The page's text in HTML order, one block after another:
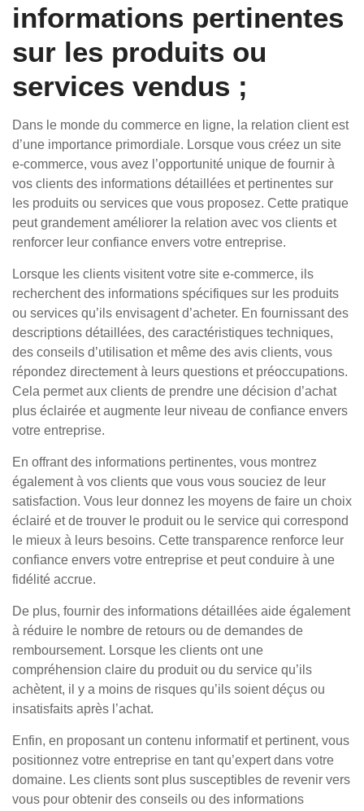
informations pertinentes
sur les produits ou
services vendus ;
Dans le monde du commerce en ligne, la relation client est
d’une importance primordiale. Lorsque vous créez un site
e-commerce, vous avez l’opportunité unique de fournir à
vos clients des informations détaillées et pertinentes sur
les produits ou services que vous proposez. Cette pratique
peut grandement améliorer la relation avec vos clients et
renforcer leur confiance envers votre entreprise.
Lorsque les clients visitent votre site e-commerce, ils
recherchent des informations spécifiques sur les produits
ou services qu’ils envisagent d’acheter. En fournissant des
descriptions détaillées, des caractéristiques techniques,
des conseils d’utilisation et même des avis clients, vous
répondez directement à leurs questions et préoccupations.
Cela permet aux clients de prendre une décision d’achat
plus éclairée et augmente leur niveau de confiance envers
votre entreprise.
En offrant des informations pertinentes, vous montrez
également à vos clients que vous vous souciez de leur
satisfaction. Vous leur donnez les moyens de faire un choix
éclairé et de trouver le produit ou le service qui correspond
le mieux à leurs besoins. Cette transparence renforce leur
confiance envers votre entreprise et peut conduire à une
fidélité accrue.
De plus, fournir des informations détaillées aide également
à réduire le nombre de retours ou de demandes de
remboursement. Lorsque les clients ont une
compréhension claire du produit ou du service qu’ils
achètent, il y a moins de risques qu’ils soient déçus ou
insatisfaits après l’achat.
Enfin, en proposant un contenu informatif et pertinent, vous
positionnez votre entreprise en tant qu’expert dans votre
domaine. Les clients sont plus susceptibles de revenir vers
vous pour obtenir des conseils ou des informations